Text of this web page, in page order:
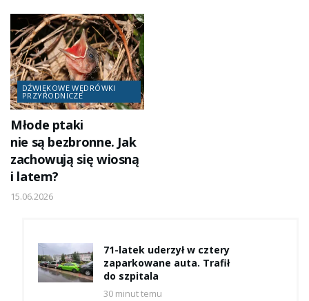
DŹWIĘKOWE WĘDRÓWKI
PRZYRODNICZE
Młode ptaki
nie są bezbronne. Jak
zachowują się wiosną
i latem?
15.06.2026
71-latek uderzył w cztery
zaparkowane auta. Trafił
do szpitala
30 minut temu